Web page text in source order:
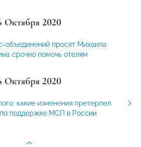
Октября 2020
объединений просят Михаила
срочно помочь отелям
Октября 2020
какие изменения претерпел
поддержке МСП в России